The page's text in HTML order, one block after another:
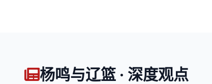
杨鸣与辽篮 · 深度观点